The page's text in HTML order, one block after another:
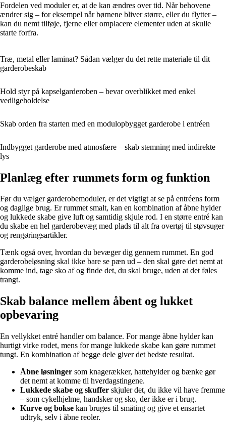
Fordelen ved moduler er, at de kan ændres over tid. Når behovene
ændrer sig – for eksempel når børnene bliver større, eller du flytter –
kan du nemt tilføje, fjerne eller omplacere elementer uden at skulle
starte forfra.
Træ, metal eller laminat? Sådan vælger du det rette materiale til dit
garderobeskab
Hold styr på kapselgarderoben – bevar overblikket med enkel
vedligeholdelse
Skab orden fra starten med en modulopbygget garderobe i entréen
Indbygget garderobe med atmosfære – skab stemning med indirekte
lys
Planlæg efter rummets form og funktion
Før du vælger garderobemoduler, er det vigtigt at se på entréens form
og daglige brug. Er rummet smalt, kan en kombination af åbne hylder
og lukkede skabe give luft og samtidig skjule rod. I en større entré kan
du skabe en hel garderobevæg med plads til alt fra overtøj til støvsuger
og rengøringsartikler.
Tænk også over, hvordan du bevæger dig gennem rummet. En god
garderobeløsning skal ikke bare se pæn ud – den skal gøre det nemt at
komme ind, tage sko af og finde det, du skal bruge, uden at det føles
trangt.
Skab balance mellem åbent og lukket
opbevaring
En vellykket entré handler om balance. For mange åbne hylder kan
hurtigt virke rodet, mens for mange lukkede skabe kan gøre rummet
tungt. En kombination af begge dele giver det bedste resultat.
Åbne løsninger som knagerækker, hattehylder og bænke gør
det nemt at komme til hverdagstingene.
Lukkede skabe og skuffer skjuler det, du ikke vil have fremme
– som cykelhjelme, handsker og sko, der ikke er i brug.
Kurve og bokse kan bruges til småting og give et ensartet
udtryk, selv i åbne reoler.